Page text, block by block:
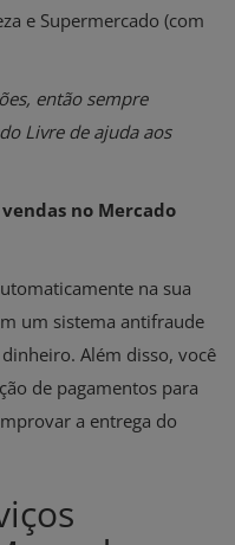
e Supermercado (com
então sempre
Livre de ajuda aos
no Mercado
na sua
um sistema antifraude
Além disso, você
de pagamentos para
a entrega do